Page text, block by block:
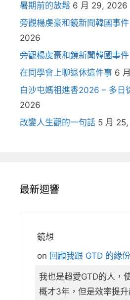
暑期前的放鬆 6 月 29, 2026
旁觀楊虔豪和鏡新聞韓國事
2026
旁觀楊虔豪和鏡新聞韓國事件
在同學會上聊退休這件事 6
白沙屯媽祖進香2026 – 多日
2026
改變人生觀的一句話 5 月
最新迴響
鏡想
on 回顧我跟 GTD 的緣份
我也是超愛GTD的人，
概才3年，但是效率提